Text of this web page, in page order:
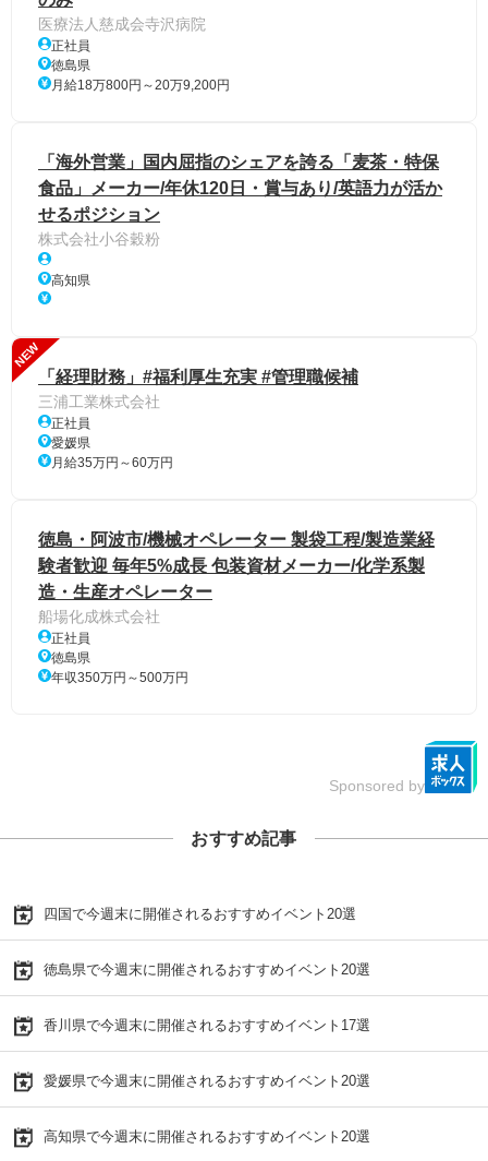
医療法人慈成会寺沢病院
正社員
徳島県
月給18万800円～20万9,200円
「海外営業」国内屈指のシェアを誇る「麦茶・特保
食品」メーカー/年休120日・賞与あり/英語力が活か
せるポジション
株式会社小谷穀粉
高知県
NEW
「経理財務」#福利厚生充実 #管理職候補
三浦工業株式会社
正社員
愛媛県
月給35万円～60万円
徳島・阿波市/機械オペレーター 製袋工程/製造業経
験者歓迎 毎年5%成長 包装資材メーカー/化学系製
造・生産オペレーター
船場化成株式会社
正社員
徳島県
年収350万円～500万円
Sponsored by
おすすめ記事
四国で今週末に開催されるおすすめイベント20選
徳島県で今週末に開催されるおすすめイベント20選
香川県で今週末に開催されるおすすめイベント17選
愛媛県で今週末に開催されるおすすめイベント20選
高知県で今週末に開催されるおすすめイベント20選